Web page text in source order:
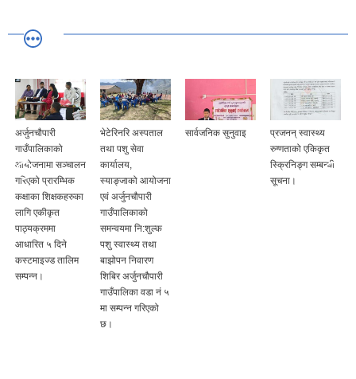
अर्जुनचौपारी
गाउँपालिकाको
आयोजनामा सञ्चालन
गरिएको प्रारम्भिक
कक्षाका शिक्षकहरुका
लागि एकीकृत
पाठ्यक्रममा
आधारित ५ दिने
कस्टमाइज्ड तालिम
सम्पन्न।
भेटेरिनरि अस्पताल
तथा पशु सेवा
कार्यालय,
स्याङ्जाको आयोजना
एवं अर्जुनचौपारी
गाउँपालिकाको
समन्वयमा नि:शुल्क
पशु स्वास्थ्य तथा
बाझोपन निवारण
शिबिर अर्जुनचौपारी
गाउँपालिका वडा नं ५
मा सम्पन्न गरिएको
छ।
सार्वजनिक सुनुवाइ
प्रजनन् स्वास्थ्य
रुग्णताको एकिकृत
स्क्रिनिङ्ग सम्बन्धी
सूचना।